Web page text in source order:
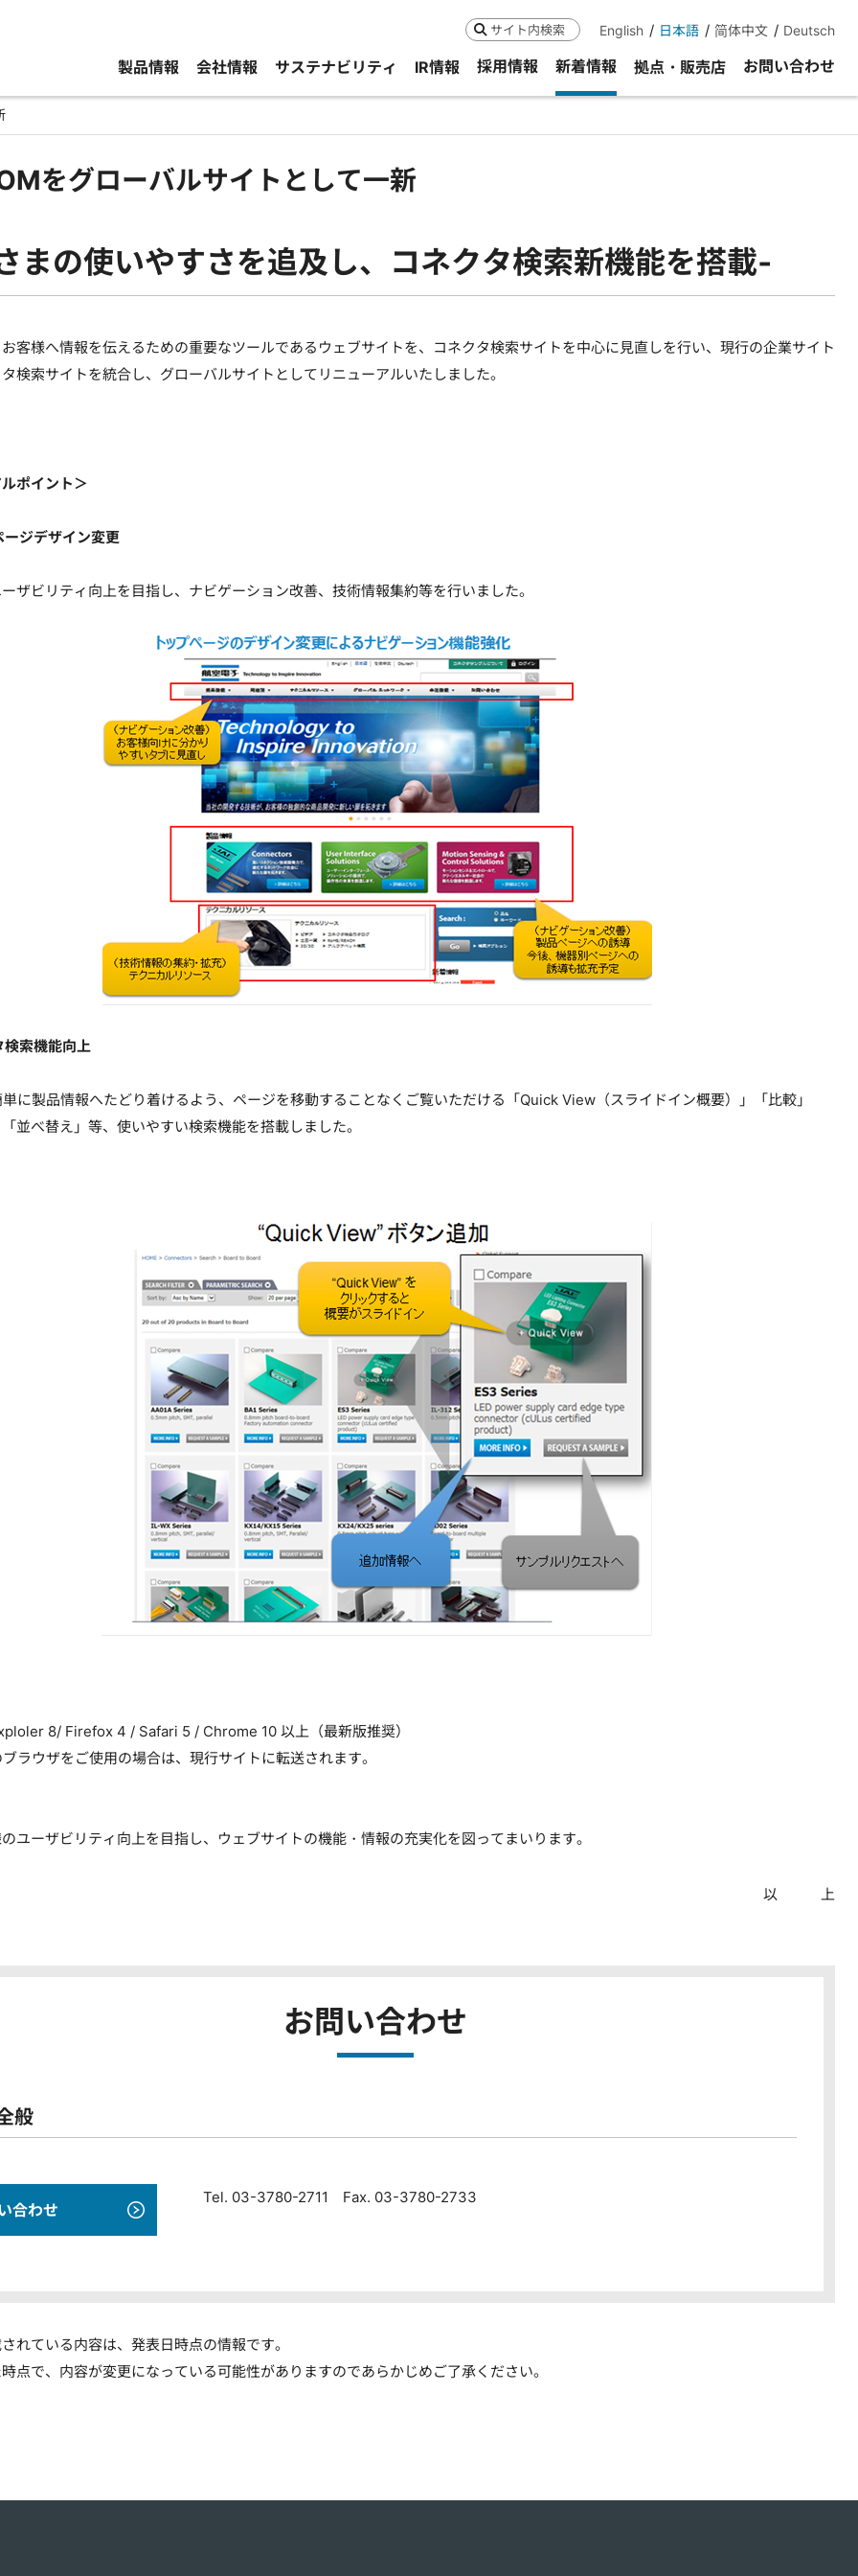
検索 English 日本語 简体中文 Deutsch
製品情報 会社情報 サステナビリティ IR情報 採用情報 新着情報 拠点・販売店 お問い合わせ
をグローバルサイトとして一新
まの使いやすさを追及し、コネクタ検索新機能を搭載‐
客様へ情報を伝えるための重要なツールであるウェブサイトを、コネクタ検索サイトを中心に見直しを行い、現行の企業サイト
検索サイトを統合し、グローバルサイトとしてリニューアルいたしました。
ポイント＞
ージデザイン変更
ザビリティ向上を目指し、ナビゲーション改善、技術情報集約等を行いました。
検索機能向上
に製品情報へたどり着けるよう、ページを移動することなくご覧いただける「Quick View（スライドイン概要）」「比較」
「並べ替え」等、使いやすい検索機能を搭載しました。
8/ Firefox 4 / Safari 5 / Chrome 10 以上（最新版推奨）
ラウザをご使用の場合は、現行サイトに転送されます。
ユーザビリティ向上を目指し、ウェブサイトの機能・情報の充実化を図ってまいります。
以 上
お問い合わせ
般
合わせ
Tel. 03-3780-2711 Fax. 03-3780-2733
れている内容は、発表日時点の情報です。
点で、内容が変更になっている可能性がありますのであらかじめご了承ください。